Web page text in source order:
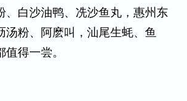
、白沙油鸭、冼沙鱼丸，惠州东
汤粉、阿麽叫，汕尾生蚝、鱼
得一尝。